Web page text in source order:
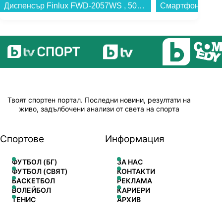
Диспенсър Finlux FWD-2057WS , 500 W...
Твоят спортен портал. Последни новини, резултати на
живо, задълбочени анализи от света на спорта
Спортове
ФУТБОЛ (БГ)
ФУТБОЛ (СВЯТ)
БАСКЕТБОЛ
ВОЛЕЙБОЛ
ТЕНИС
Информация
ЗА НАС
КОНТАКТИ
РЕКЛАМА
КАРИЕРИ
АРХИВ